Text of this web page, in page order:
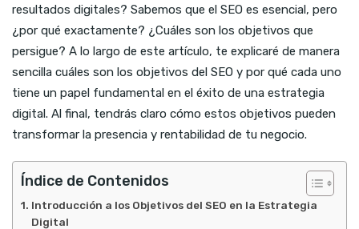
resultados digitales? Sabemos que el SEO es esencial, pero
¿por qué exactamente? ¿Cuáles son los objetivos que
persigue? A lo largo de este artículo, te explicaré de manera
sencilla cuáles son los objetivos del SEO y por qué cada uno
tiene un papel fundamental en el éxito de una estrategia
digital. Al final, tendrás claro cómo estos objetivos pueden
transformar la presencia y rentabilidad de tu negocio.
Índice de Contenidos
Introducción a los Objetivos del SEO en la Estrategia
Digital